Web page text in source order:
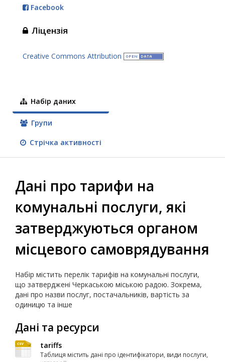
Facebook
Ліцензія
Creative Commons Attribution
Набір даних
Групи
Стрічка активності
Дані про тарифи на
комунальні послуги, які
затверджуються органом
місцевого самоврядування
Набір містить перелік тарифів на комунальні послуги,
що затверджені Черкаською міською радою. Зокрема,
дані про назви послуг, постачальників, вартість за
одиницю та інше
Дані та ресурси
tariffs
Таблиця містить дані про ідентифікатори, види послуги,